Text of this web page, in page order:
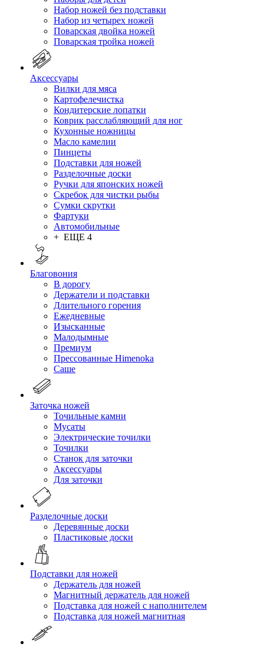
Набор ножей без подставки
Набор из четырех ножей
Поварская двойка ножей
Поварская тройка ножей
Аксессуары
Вилки для мяса
Картофелечистка
Кондитерские лопатки
Коврик расслабляющий для ног
Кухонные ножницы
Масло камелии
Пинцеты
Подставки для ножей
Разделочные доски
Ручки для японских ножей
Скребок для чистки рыбы
Сумки скрутки
Фартуки
Автомобильные
+ ЕЩЕ 4
Благовония
В дорогу
Держатели и подставки
Длительного горения
Ежедневные
Изысканные
Малодымные
Премиум
Прессованные Himenoka
Саше
Заточка ножей
Точильные камни
Мусаты
Электрические точилки
Точилки
Станок для заточки
Аксессуары
Для заточки
Разделочные доски
Деревянные доски
Пластиковые доски
Подставки для ножей
Держатель для ножей
Магнитный держатель для ножей
Подставка для ножей с наполнителем
Подставка для ножей магнитная